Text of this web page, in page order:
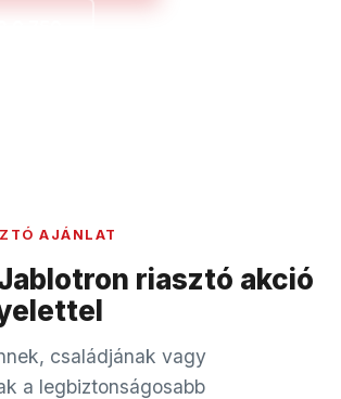
AJÁNLAT
riasztó akció
családjának vagy
a legbiztonságosabb